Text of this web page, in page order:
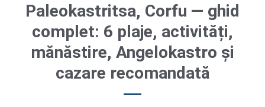
Paleokastritsa, Corfu — ghid
complet: 6 plaje, activități,
mănăstire, Angelokastro și
cazare recomandată